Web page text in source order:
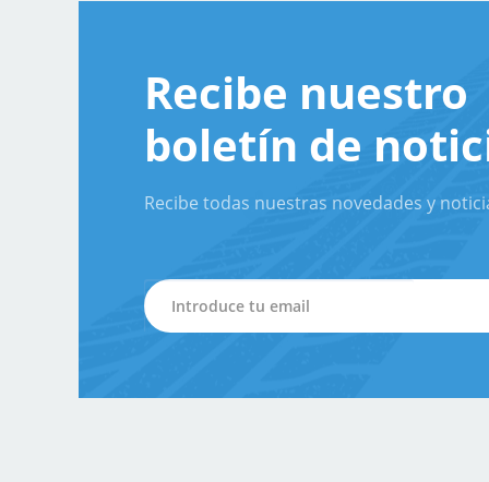
Recibe nuestro
boletín de
Recibe todas nuestras novedades y